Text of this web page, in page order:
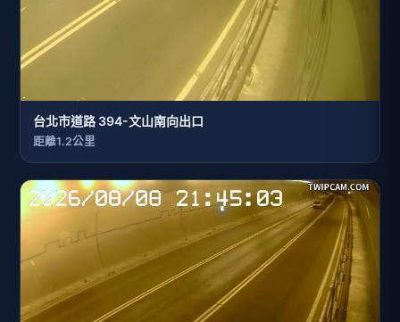
台北市道路 394-文山南向出口
距離1.2公里